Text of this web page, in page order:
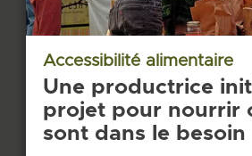
Accessibilité alimentaire
Une productrice
projet pour nourrir
sont dans le besoin